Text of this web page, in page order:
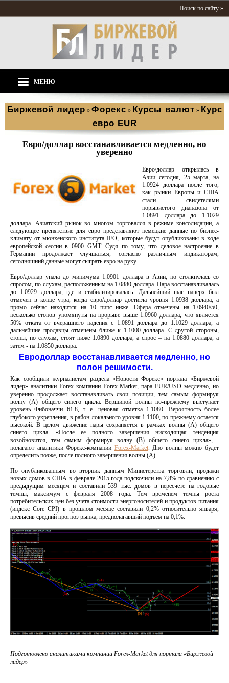
Поиск по сайту »
МЕНЮ
Биржевой лидер » Форекс » Курсы валют » Курс
евро EUR
Евро/доллар восстанавливается медленно, но
уверенно
Евро/доллар открылась в
Азии сегодня, 25 марта, на
1.0924 доллара после того,
как рынки Европы и США
стали свидетелями
порывистого диапазона от
1.0891 доллара до 1.1029
доллара. Азиатский рынок во многом торговался в режиме консолидации, а
следующее препятствие для евро представляют немецкие данные по бизнес-
климату от мюнхенского института IFO, которые будут опубликованы в ходе
европейской сессии в 0900 GMT. Судя по тому, что деловое настроение в
Германии продолжает улучшаться, согласно различным индикаторам,
сегодняшний данные могут сыграть евро на руку.
Евро/доллар упала до минимума 1.0901 доллара в Азии, но столкнулась со
спросом, по слухам, расположенным на 1.0880 доллара. Пара восстанавливалась
до 1.0929 доллара, где и стабилизировалась. Дальнейший шаг наверх был
отмечен в конце утра, когда евро/доллар достигла уровня 1.0938 доллара, а
прямо сейчас находится на 10 пипс ниже. Офера отмечены на 1.0940/50,
несколько стопов упомянуты на прорыве выше 1.0960 доллара, что является
50% отката от вчерашнего падения с 1.0891 доллара до 1.1029 доллара, а
дальнейшие продавцы отмечены ближе к 1.1000 доллара. С другой стороны,
стопы, по слухам, стоят ниже 1.0890 доллара, а спрос – на 1.0880 доллара, а
затем - на 1.0850 доллара.
Евродоллар восстанавливается медленно, но
полон решимости.
Как сообщили журналистам раздела «Новости Форекс» портала «Биржевой
лидер» аналитики Forex компании Forex-Market, пара EUR/USD медленно, но
уверенно продолжает восстанавливать свои позиции, тем самым формируя
волну (А) общего синего цикла. Вершиной волны по-прежнему выступает
уровень Фибоначчи 61.8, т. е. ценовая отметка 1.1080. Вероятность более
глубокого укрепления, в район локального уровня 1.1100, по-прежнему остается
высокой. В целом движение пары сохраняется в рамках волны (А) общего
синего цикла. «После ее полного завершения нисходящая тенденция
возобновится, тем самым формируя волну (В) общего синего цикла», -
полагают аналитики Форекс-компании Forex-Market. Дно волны можно будет
определить позже, после полного завершения волны (А).
По опубликованным во вторник данным Министерства торговли, продажи
новых домов в США в феврале 2015 года подскочили на 7,8% по сравнению с
предыдущим месяцем и составили 539 тыс. домов в пересчете на годовые
темпы, максимум с февраля 2008 года. Тем временем темпы роста
потребительских цен без учета стоимости энергоносителей и продуктов питания
(индекс Core CPI) в прошлом месяце составили 0,2% относительно января,
превысив средний прогноз рынка, предполагавший подъем на 0,1%.
Подготовлено аналитиками компании Forex-Market для портала «Биржевой
лидер»